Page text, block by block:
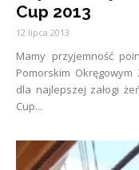
Cup 2013
12 lipca 2013
Mamy przyjemność
Pomorskim
dla najlepszej załogi
Cup...